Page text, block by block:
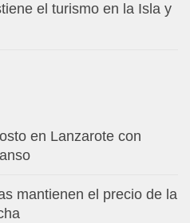
el turismo en la Isla y
en Lanzarote con
mantienen el precio de la